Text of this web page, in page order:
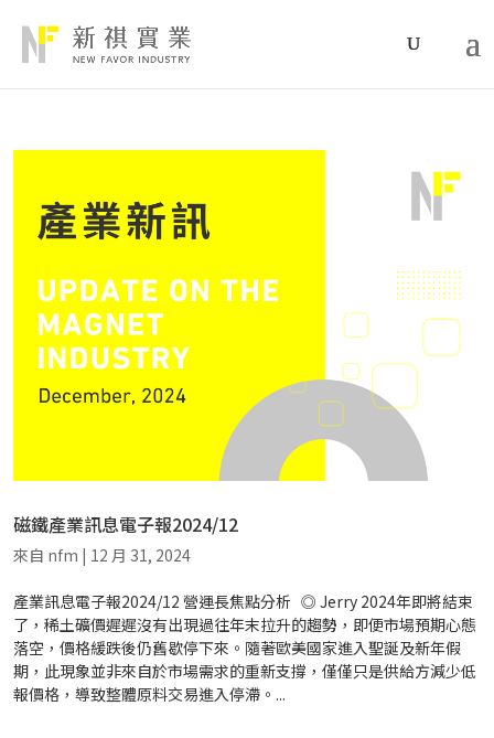
磁鐵產業訊息電子報2024/12
來自 nfm | 12 月 31, 2024
產業訊息電子報2024/12 營運長焦點分析 ◎ Jerry 2024年即將結束
了，稀土礦價遲遲沒有出現過往年末拉升的趨勢，即便市場預期心態
落空，價格緩跌後仍舊歇停下來。隨著歐美國家進入聖誕及新年假
期，此現象並非來自於市場需求的重新支撐，僅僅只是供給方減少低
報價格，導致整體原料交易進入停滯。...